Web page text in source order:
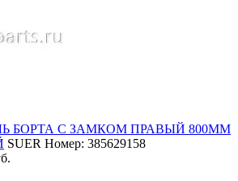
БОРТА С ЗАМКОМ ПРАВЫЙ 800ММ
SUER Номер: 385629158